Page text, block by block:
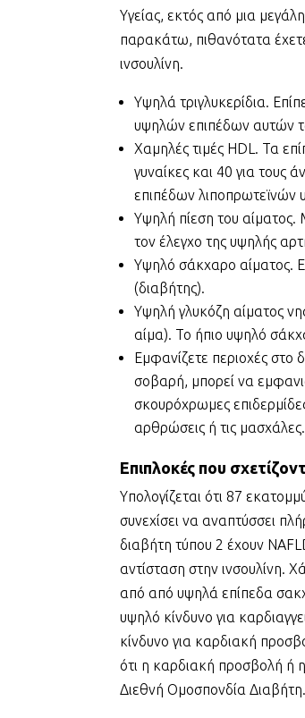
Υγείας, εκτός από μια
παρακάτω, πιθανότατα
ινσουλίνη.
Υψηλά τριγλυκερίδια.
υψηλών επιπέδων αυτών
Χαμηλές τιμές HDL. Τα
γυναίκες και 40 για
επιπέδων λιποπρωτεϊνών
Υψηλή πίεση του
τον έλεγχο της υψηλής
Υψηλό σάκχαρο αίματος.
(διαβήτης).
Υψηλή γλυκόζη αίματος
αίμα). Το ήπιο υψηλό
Εμφανίζετε περιοχές στο
σοβαρή, μπορεί να
σκουρόχρωμες
αρθρώσεις ή τις
Επιπλοκές που
Υπολογίζεται ότι 87
συνεχίσει να αναπτύσσει
διαβήτη τύπου 2 έχουν
αντίσταση στην ινσουλίνη.
από από υψηλά επίπεδα
υψηλό κίνδυνο για
κίνδυνο για καρδιακή
ότι η καρδιακή προσβολή ή
Διεθνή Ομοσπονδία Διαβήτη.